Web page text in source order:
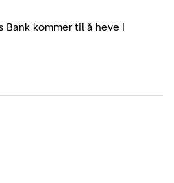
Bank kommer til å heve i